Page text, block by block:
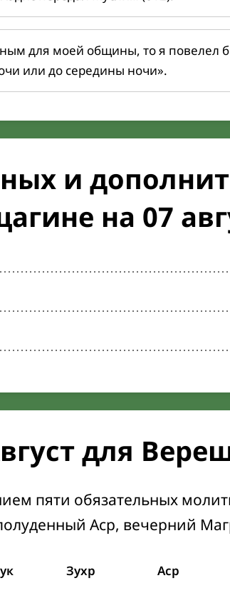
для моей общины, то я повелел
или до середины ночи».
и
на 07
для
пяти обязательных
Аср, вечерний
Зухр Аср